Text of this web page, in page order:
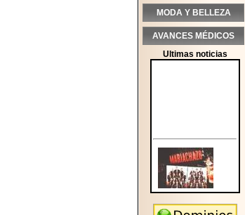
MODA Y BELLEZA
AVANCES MÉDICOS
Ultimas noticias